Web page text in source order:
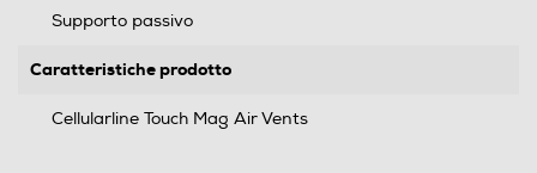
Supporto passivo
Caratteristiche prodotto
Cellularline Touch Mag Air Vents